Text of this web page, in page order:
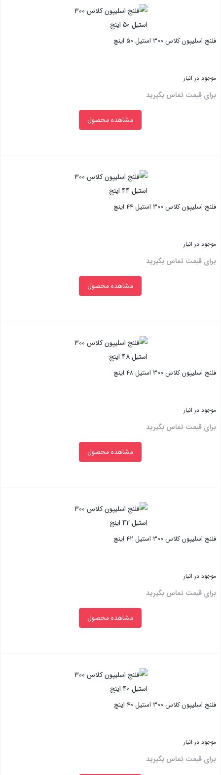
فلنج اسلیپون کلاس ۳۰۰ استیل ۵۰ اینچ
موجود در انبار
برای قیمت تماس بگیرید
مشاهده محصول
فلنج اسلیپون کلاس ۳۰۰ استیل ۴۴ اینچ
موجود در انبار
برای قیمت تماس بگیرید
مشاهده محصول
فلنج اسلیپون کلاس ۳۰۰ استیل ۴۸ اینچ
موجود در انبار
برای قیمت تماس بگیرید
مشاهده محصول
فلنج اسلیپون کلاس ۳۰۰ استیل ۴۲ اینچ
موجود در انبار
برای قیمت تماس بگیرید
مشاهده محصول
فلنج اسلیپون کلاس ۳۰۰ استیل ۴۰ اینچ
موجود در انبار
برای قیمت تماس بگیرید